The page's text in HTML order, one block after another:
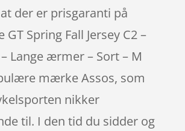
der er prisgaranti på
GT Spring Fall Jersey C2 –
Lange ærmer – Sort – M
mærke Assos, som
nikker
til. I den tid du sidder og